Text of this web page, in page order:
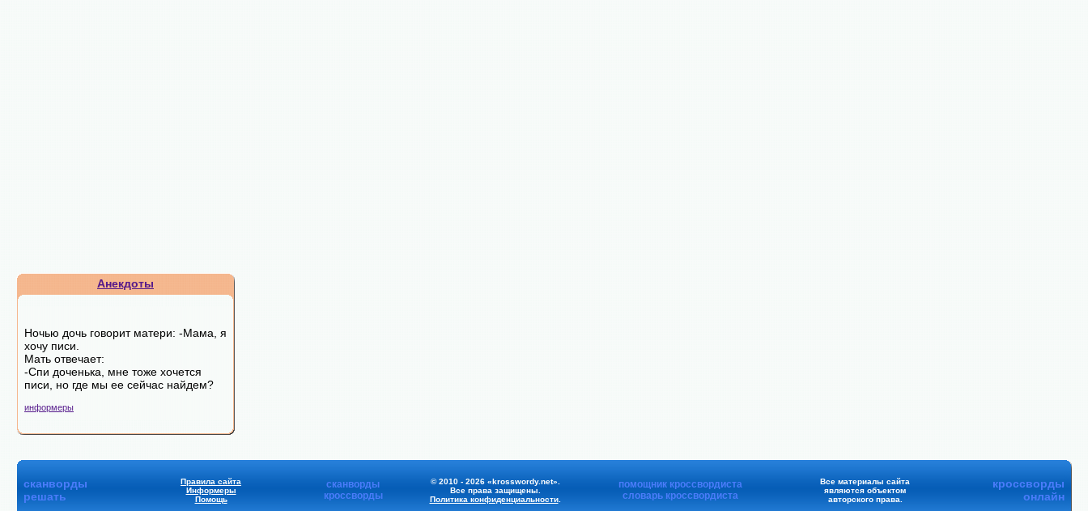
Анекдоты
Ночью дочь говорит матери: -Мама, я
хочу писи.
Мать отвечает:
-Спи доченька, мне тоже хочется
писи, но где мы ее сейчас найдем?
информеры
сканворды
решать
Правила сайта
Информеры
Помощь
сканворды
кроссворды
© 2010 - 2026 «krosswordy.net».
Все права защищены.
Политика конфиденциальности.
помощник кроссвордиста
словарь кроссвордиста
Все материалы сайта
являются объектом
авторского права.
кроссворды
онлайн